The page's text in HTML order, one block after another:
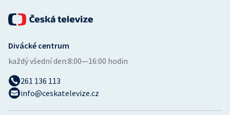
Divácké centrum
každý všední den:8:00—16:00 hodin
261 136 113
info@ceskatelevize.cz